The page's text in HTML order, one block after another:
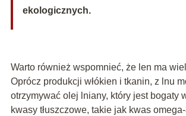
ekologicznych.
Warto również wspomnieć, że len ma
Oprócz produkcji włókien i tkanin, z lnu
otrzymywać olej lniany, który jest bogaty
kwasy tłuszczowe, takie jak kwas